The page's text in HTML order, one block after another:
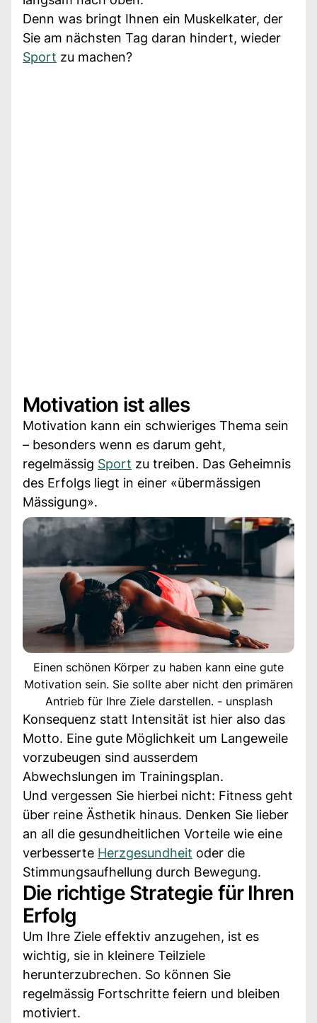
Denn was bringt Ihnen ein Muskelkater, der
Sie am nächsten Tag daran hindert, wieder
Sport zu machen?
Motivation ist alles
Motivation kann ein schwieriges Thema sein
– besonders wenn es darum geht,
regelmässig Sport zu treiben. Das Geheimnis
des Erfolgs liegt in einer «übermässigen
Mässigung».
Einen schönen Körper zu haben kann eine gute
Motivation sein. Sie sollte aber nicht den primären
Antrieb für Ihre Ziele darstellen. - unsplash
Konsequenz statt Intensität ist hier also das
Motto. Eine gute Möglichkeit um Langeweile
vorzubeugen sind ausserdem
Abwechslungen im Trainingsplan.
Und vergessen Sie hierbei nicht: Fitness geht
über reine Ästhetik hinaus. Denken Sie lieber
an all die gesundheitlichen Vorteile wie eine
verbesserte Herzgesundheit oder die
Stimmungsaufhellung durch Bewegung.
Die richtige Strategie für Ihren
Erfolg
Um Ihre Ziele effektiv anzugehen, ist es
wichtig, sie in kleinere Teilziele
herunterzubrechen. So können Sie
regelmässig Fortschritte feiern und bleiben
motiviert.